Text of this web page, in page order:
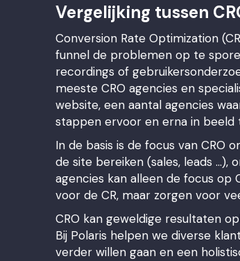
Vergelijking tussen
Conversion Rate Optimization
funnel de problemen op te
recordings of
meeste CRO agencies en
website, een aantal agencies
stappen ervoor en erna in beeld
In de basis is de focus van CRO
de site bereiken (sales, leads
agencies kan alleen de focus op
voor de CR, maar zorgen voor
CRO kan geweldige resultaten
Bij Polaris helpen we diverse
verder willen gaan en een